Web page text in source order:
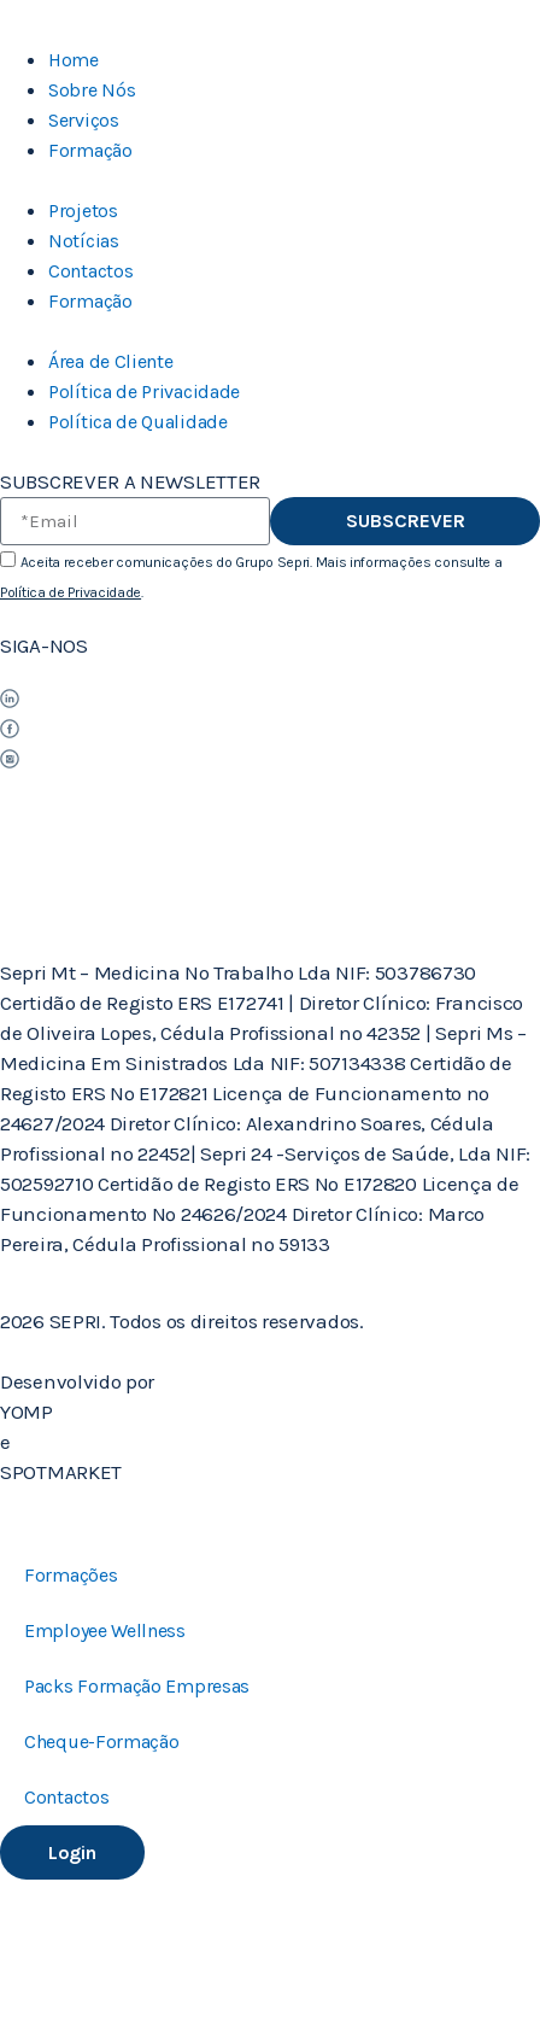
Home
Sobre Nós
Serviços
Formação
Projetos
Notícias
Contactos
Formação
Área de Cliente
Política de Privacidade
Política de Qualidade
SUBSCREVER A NEWSLETTER
Aceita receber comunicações do Grupo Sepri. Mais informações consulte a
Política de Privacidade
SUBSCREVER
SIGA-NOS
Sepri Mt – Medicina No Trabalho Lda NIF: 503786730
Certidão de Registo ERS E172741 | Diretor Clínico: Francisco
de Oliveira Lopes, Cédula Profissional nº 42352 | Sepri Ms –
Medicina Em Sinistrados Lda NIF: 507134338 Certidão de
Registo ERS Nº E172821 Licença de Funcionamento nº
24627/2024 Diretor Clínico: Alexandrino Soares, Cédula
Profissional nº 22452| Sepri 24 -Serviços de Saúde, Lda NIF:
502592710 Certidão de Registo ERS Nº E172820 Licença de
Funcionamento Nº 24626/2024 Diretor Clínico: Marco
Pereira, Cédula Profissional nº 59133
2026 SEPRI. Todos os direitos reservados.
Desenvolvido por
YOMP
e
SPOTMARKET
Formações
Employee Wellness
Packs Formação Empresas
Cheque-Formação
Contactos
Login